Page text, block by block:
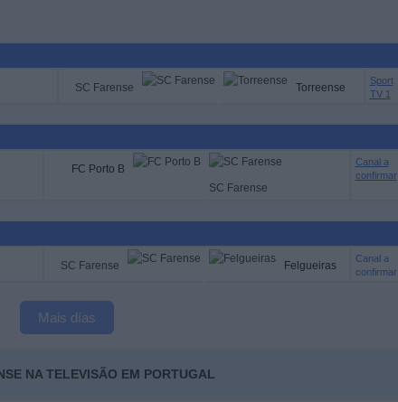
SC Farense Torreense
Sport
TV 1
FC Porto B
SC Farense
Canal a
confirmar
SC Farense Felgueiras
Canal a
confirmar
Mais días
NA TELEVISÃO EM PORTUGAL